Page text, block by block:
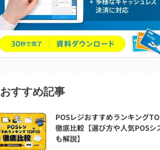
おすすめ記事
POSレジおすすめランキング
徹底比較【選び方や人気POSシ
も解説】